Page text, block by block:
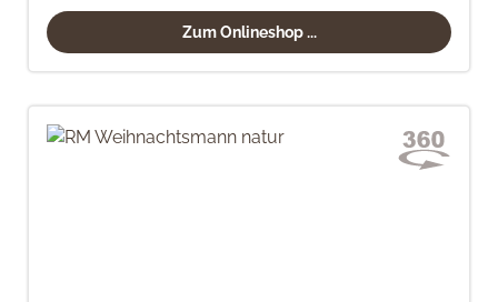
Zum Onlineshop ...